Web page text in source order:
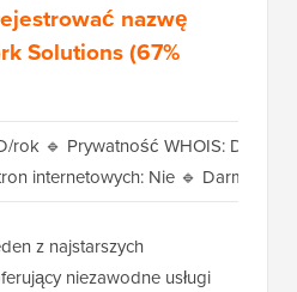
nazwę
Solutions (67%
rok 🔹 Prywatność WHOIS:
internetowych: Nie 🔹 Darmowe
z najstarszych
niezawodne usługi